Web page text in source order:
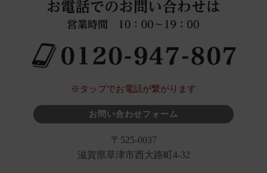
※タップでお電話が繋がります
お問い合わせフォーム
〒525-0037
滋賀県草津市西大路町4-32